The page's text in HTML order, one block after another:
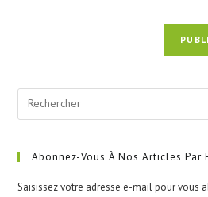
Abonnez-Vous À Nos Articles Par
Saisissez votre adresse e-mail pour vous